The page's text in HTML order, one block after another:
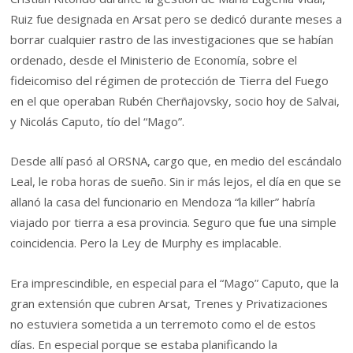
Ruiz fue designada en Arsat pero se dedicó durante meses a
borrar cualquier rastro de las investigaciones que se habían
ordenado, desde el Ministerio de Economía, sobre el
fideicomiso del régimen de protección de Tierra del Fuego
en el que operaban Rubén Cherñajovsky, socio hoy de Salvai,
y Nicolás Caputo, tío del “Mago”.
Desde allí pasó al ORSNA, cargo que, en medio del escándalo
Leal, le roba horas de sueño. Sin ir más lejos, el día en que se
allanó la casa del funcionario en Mendoza “la killer” habría
viajado por tierra a esa provincia. Seguro que fue una simple
coincidencia. Pero la Ley de Murphy es implacable.
Era imprescindible, en especial para el “Mago” Caputo, que la
gran extensión que cubren Arsat, Trenes y Privatizaciones
no estuviera sometida a un terremoto como el de estos
días. En especial porque se estaba planificando la